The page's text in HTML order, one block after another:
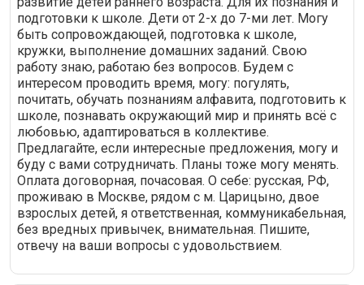
подготовки к школе. Дети от 2-х до 7-ми лет. Могу
быть сопровождающей, подготовка к школе,
кружки, выполнение домашних заданий. Свою
работу знаю, работаю без вопросов. Будем с
интересом проводить время, могу: погулять,
почитать, обучать познаниям алфавита, подготовить к
школе, познавать окружающий мир и принять всё с
любовью, адаптироваться в коллективе.
Предлагайте, если интересные предложения, могу и
буду с вами сотрудничать. Планы тоже могу менять.
Оплата договорная, почасовая. О себе: русская, РФ,
проживаю в Москве, рядом с м. Царицыно, двое
взрослых детей, я ответственная, коммуникабельная,
без вредных привычек, внимательная. Пишите,
отвечу на ваши вопросы с удовольствием.